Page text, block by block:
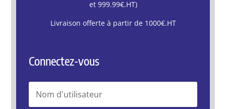
et 999.99€.HT)
Livraison offerte à partir de 1000€.HT
Connectez-vous